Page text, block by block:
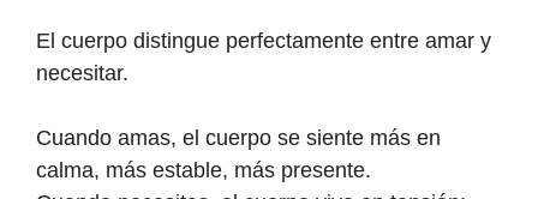
El cuerpo distingue perfectamente entre amar y
necesitar.
Cuando amas, el cuerpo se siente más en
calma, más estable, más presente.